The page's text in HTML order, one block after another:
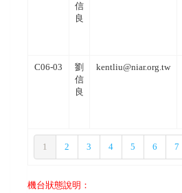
信
良
C06-03
劉
信
良
kentliu@niar.org.tw
1 2 3 4 5 6 7
機台狀態說明：